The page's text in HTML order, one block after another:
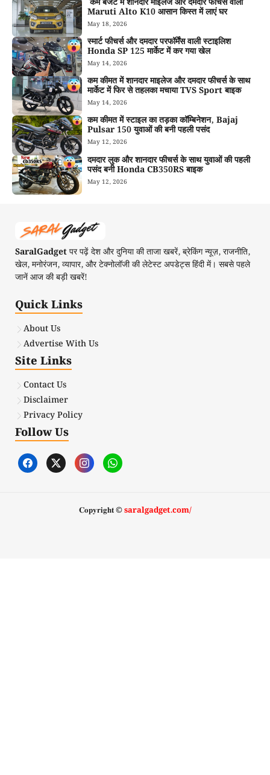
Maruti Alto K10 आसान किस्त में लाएं घर
May 18, 2026
स्मार्ट फीचर्स और दमदार परफॉर्मेंस वाली स्टाइलिश
Honda SP 125 मार्केट में कर गया खेल
May 14, 2026
कम कीमत में शानदार माइलेज और दमदार फीचर्स के साथ
मार्केट में फिर से तहलका मचाया TVS Sport बाइक
May 14, 2026
कम कीमत में स्टाइल का तड़का कॉम्बिनेशन, Bajaj
Pulsar 150 युवाओं की बनी पहली पसंद
May 12, 2026
दमदार लुक और शानदार फीचर्स के साथ युवाओं की पहली
पसंद बनी Honda CB350RS बाइक
May 12, 2026
SaralGadgetपर पढ़ें देश और दुनिया की ताजा खबरें, ब्रेकिंग न्यूज़, राजनीति,
खेल, मनोरंजन, व्यापार, और टेक्नोलॉजी की लेटेस्ट अपडेट्स हिंदी में। सबसे पहले
जानें आज की बड़ी खबरें!
Quick Links
About Us
Advertise With Us
Site Links
Contact Us
Disclaimer
Privacy Policy
Follow Us
𝐂𝐨𝐩𝐲𝐫𝐢𝐠𝐡𝐭 ©saralgadget.com/